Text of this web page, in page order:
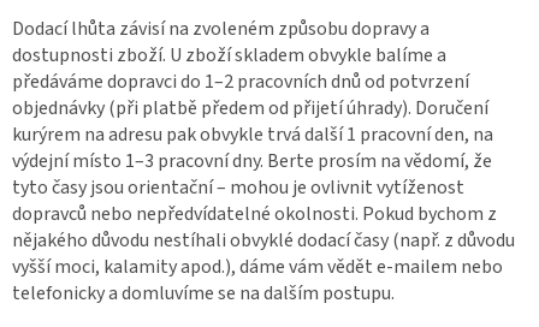
Dodací lhůta závisí na zvoleném způsobu dopravy a
dostupnosti zboží. U zboží skladem obvykle balíme a
předáváme dopravci do 1–2 pracovních dnů od potvrzení
objednávky (při platbě předem od přijetí úhrady). Doručení
kurýrem na adresu pak obvykle trvá další 1 pracovní den, na
výdejní místo 1–3 pracovní dny. Berte prosím na vědomí, že
tyto časy jsou orientační – mohou je ovlivnit vytíženost
dopravců nebo nepředvídatelné okolnosti. Pokud bychom z
nějakého důvodu nestíhali obvyklé dodací časy (např. z důvodu
vyšší moci, kalamity apod.), dáme vám vědět e-mailem nebo
telefonicky a domluvíme se na dalším postupu.